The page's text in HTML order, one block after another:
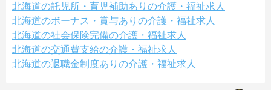
北海道の託児所・育児補助ありの介護・福祉求人
北海道のボーナス・賞与ありの介護・福祉求人
北海道の社会保険完備の介護・福祉求人
北海道の交通費支給の介護・福祉求人
北海道の退職金制度ありの介護・福祉求人